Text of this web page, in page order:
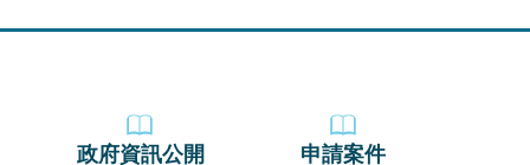
政府資訊公開 申請案件